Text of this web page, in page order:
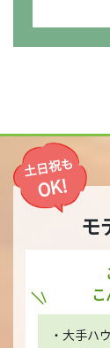
土日祝も
OK!
モ
・大手ハ